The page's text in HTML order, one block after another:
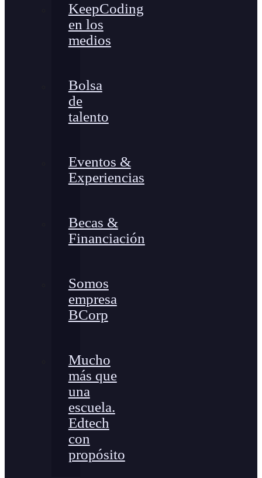
KeepCoding
en los
medios
Bolsa
de
talento
Eventos &
Experiencias
Becas &
Financiación
Somos
empresa
BCorp
Mucho
más que
una
escuela.
Edtech
con
propósito